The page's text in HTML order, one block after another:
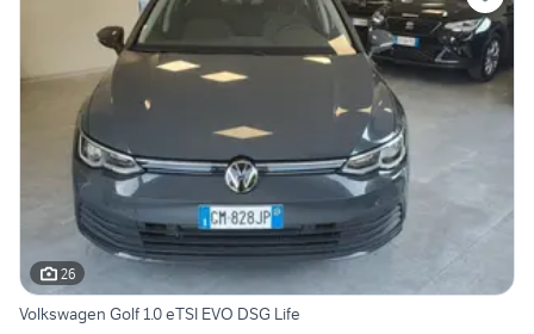
26
Volkswagen Golf 1.0 eTSI EVO DSG Life